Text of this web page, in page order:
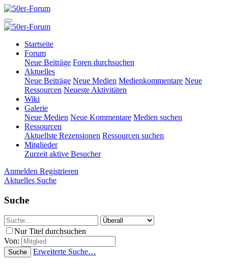
Startseite
Forum
Neue Beiträge Foren durchsuchen
Aktuelles
Neue Beiträge Neue Medien Medienkommentare Neue
Ressourcen Neueste Aktivitäten
Wiki
Galerie
Neue Medien Neue Kommentare Medien suchen
Ressourcen
Aktuellste Rezensionen Ressourcen suchen
Mitglieder
Zurzeit aktive Besucher
Anmelden Registrieren
Aktuelles Suche
Suche
Nur Titel durchsuchen
Von:
Suche Erweiterte Suche…